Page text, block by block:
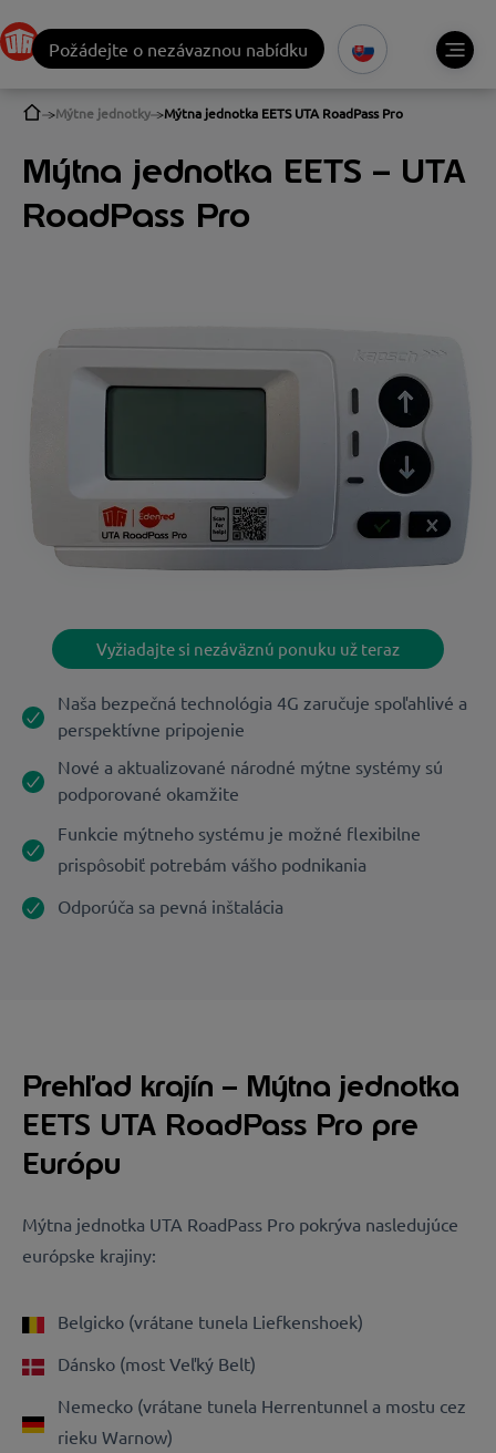
Požádejte o nezávaznou nabídku
Mýtne jednotky Mýtna jednotka EETS UTA RoadPass Pro
Mýtna jednotka EETS – UTA
RoadPass Pro
Vyžiadajte si nezáväznú ponuku už teraz
Naša bezpečná technológia 4G zaručuje spoľahlivé a
perspektívne pripojenie
Nové a aktualizované národné mýtne systémy sú
podporované okamžite
Funkcie mýtneho systému je možné flexibilne
prispôsobiť potrebám vášho podnikania
Odporúča sa pevná inštalácia
Prehľad krajín – Mýtna jednotka
EETS UTA RoadPass Pro pre
Európu
Mýtna jednotka UTA RoadPass Pro pokrýva nasledujúce
európske krajiny:
Belgicko (vrátane tunela Liefkenshoek)
Dánsko (most Veľký Belt)
Nemecko (vrátane tunela Herrentunnel a mostu cez
rieku Warnow)